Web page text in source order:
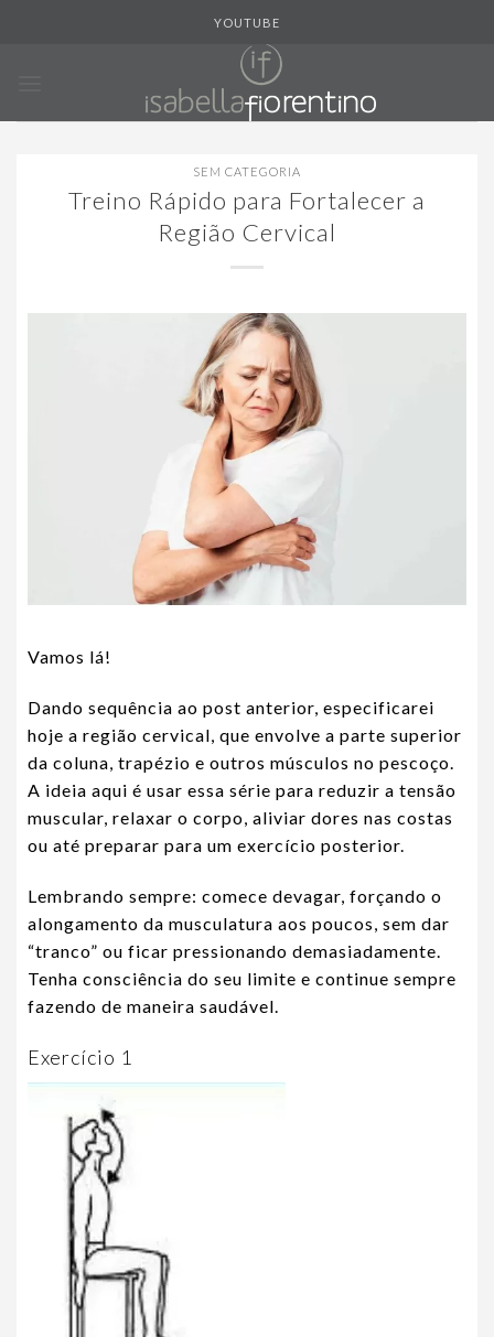
YOUTUBE
SEM CATEGORIA
Treino Rápido para Fortalecer a
Região Cervical
Vamos lá!
Dando sequência ao post anterior, especificarei
hoje a região cervical, que envolve a parte superior
da coluna, trapézio e outros músculos no pescoço.
A ideia aqui é usar essa série para reduzir a tensão
muscular, relaxar o corpo, aliviar dores nas costas
ou até preparar para um exercício posterior.
Lembrando sempre: comece devagar, forçando o
alongamento da musculatura aos poucos, sem dar
“tranco” ou ficar pressionando demasiadamente.
Tenha consciência do seu limite e continue sempre
fazendo de maneira saudável.
Exercício 1